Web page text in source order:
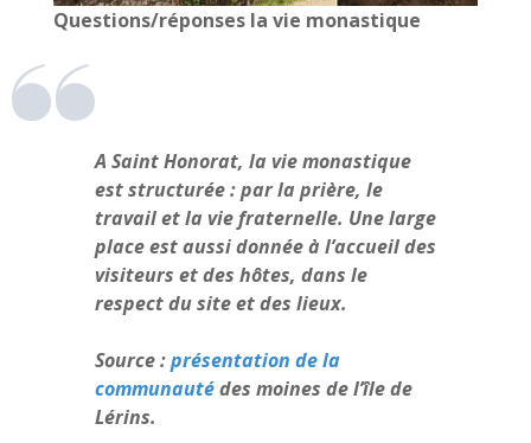
Questions/réponses la vie monastique
A Saint Honorat, la vie monastique
est structurée : par la prière, le
travail et la vie fraternelle. Une large
place est aussi donnée à l’accueil des
visiteurs et des hôtes, dans le
respect du site et des lieux.
Source :présentation de la
communautédes moines de l’île de
Lérins.